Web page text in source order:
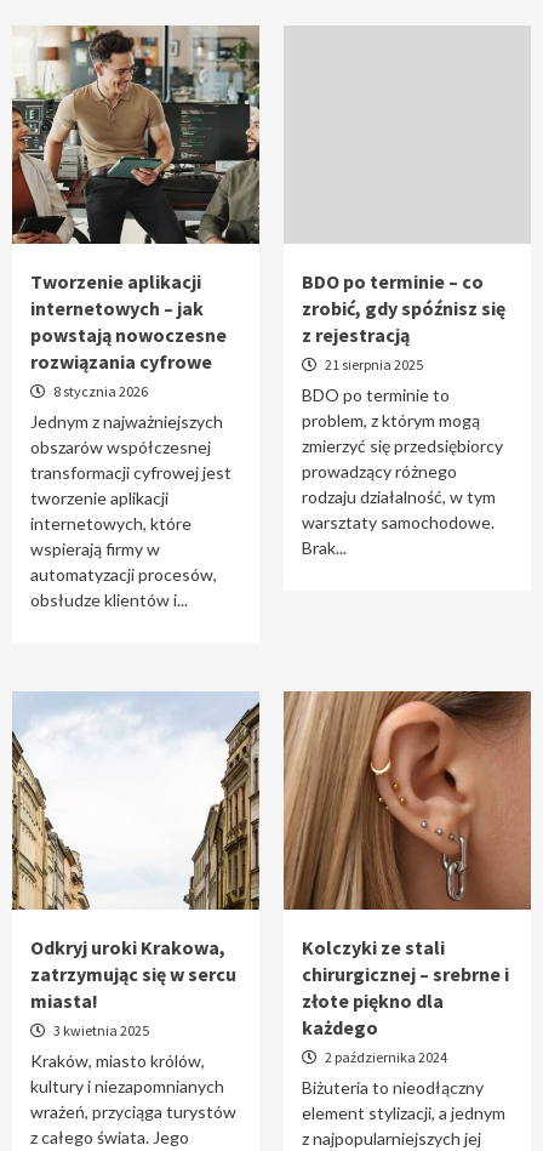
Tworzenie aplikacji
internetowych – jak
powstają nowoczesne
rozwiązania cyfrowe
8 stycznia 2026
Jednym z najważniejszych
obszarów współczesnej
transformacji cyfrowej jest
tworzenie aplikacji
internetowych, które
wspierają firmy w
automatyzacji procesów,
obsłudze klientów i...
BDO po terminie – co
zrobić, gdy spóźnisz się
z rejestracją
21 sierpnia 2025
BDO po terminie to
problem, z którym mogą
zmierzyć się przedsiębiorcy
prowadzący różnego
rodzaju działalność, w tym
warsztaty samochodowe.
Brak...
Odkryj uroki Krakowa,
zatrzymując się w sercu
miasta!
3 kwietnia 2025
Kraków, miasto królów,
kultury i niezapomnianych
wrażeń, przyciąga turystów
z całego świata. Jego
Kolczyki ze stali
chirurgicznej – srebrne i
złote piękno dla
każdego
2 października 2024
Biżuteria to nieodłączny
element stylizacji, a jednym
z najpopularniejszych jej